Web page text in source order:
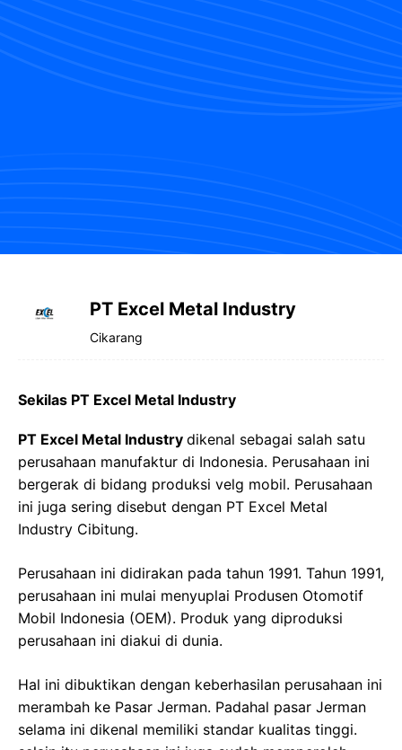
PT Excel Metal Industry
Cikarang
Sekilas PT Excel Metal Industry
PT Excel Metal Industry dikenal sebagai salah satu
perusahaan manufaktur di Indonesia. Perusahaan ini
bergerak di bidang produksi velg mobil. Perusahaan
ini juga sering disebut dengan PT Excel Metal
Industry Cibitung.
Perusahaan ini didirakan pada tahun 1991. Tahun 1991,
perusahaan ini mulai menyuplai Produsen Otomotif
Mobil Indonesia (OEM). Produk yang diproduksi
perusahaan ini diakui di dunia.
Hal ini dibuktikan dengan keberhasilan perusahaan ini
merambah ke Pasar Jerman. Padahal pasar Jerman
selama ini dikenal memiliki standar kualitas tinggi.